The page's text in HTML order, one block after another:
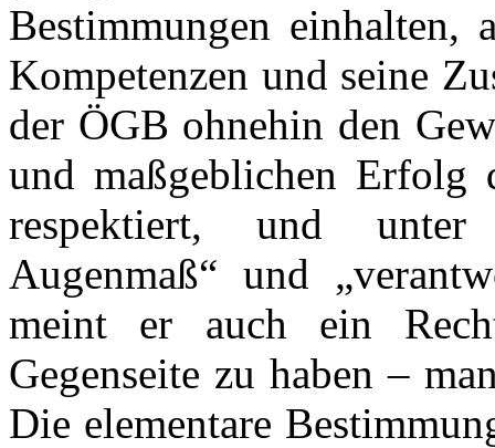
Bestimmungen einhalten,
Kompetenzen und seine
der ÖGB ohnehin den
und maßgeblichen Erfolg
respektiert, und unter
Augenmaß“ und
meint er auch ein
Gegenseite zu haben –
Die elementare